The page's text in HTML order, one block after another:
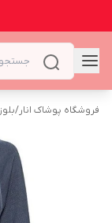
فروشگاه پوشاک انار/